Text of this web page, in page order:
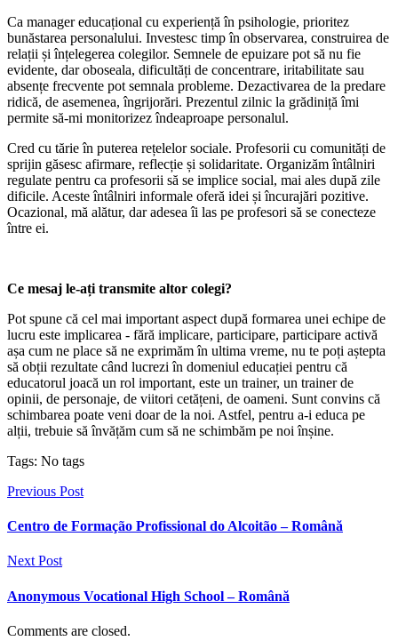
Ca manager educațional cu experiență în psihologie, prioritez
bunăstarea personalului. Investesc timp în observarea, construirea de
relații și înțelegerea colegilor. Semnele de epuizare pot să nu fie
evidente, dar oboseala, dificultăți de concentrare, iritabilitate sau
absențe frecvente pot semnala probleme. Dezactivarea de la predare
ridică, de asemenea, îngrijorări. Prezentul zilnic la grădiniță îmi
permite să-mi monitorizez îndeaproape personalul.
Cred cu tărie în puterea rețelelor sociale. Profesorii cu comunități de
sprijin găsesc afirmare, reflecție și solidaritate. Organizăm întâlniri
regulate pentru ca profesorii să se implice social, mai ales după zile
dificile. Aceste întâlniri informale oferă idei și încurajări pozitive.
Ocazional, mă alătur, dar adesea îi las pe profesori să se conecteze
între ei.
Ce mesaj le-ați transmite altor colegi?
Pot spune că cel mai important aspect după formarea unei echipe de
lucru este implicarea - fără implicare, participare, participare activă
așa cum ne place să ne exprimăm în ultima vreme, nu te poți aștepta
să obții rezultate când lucrezi în domeniul educației pentru că
educatorul joacă un rol important, este un trainer, un trainer de
opinii, de personaje, de viitori cetățeni, de oameni. Sunt convins că
schimbarea poate veni doar de la noi. Astfel, pentru a-i educa pe
alții, trebuie să învățăm cum să ne schimbăm pe noi înșine.
Tags: No tags
Previous Post
Centro de Formação Profissional do Alcoitão – Română
Next Post
Anonymous Vocational High School – Română
Comments are closed.